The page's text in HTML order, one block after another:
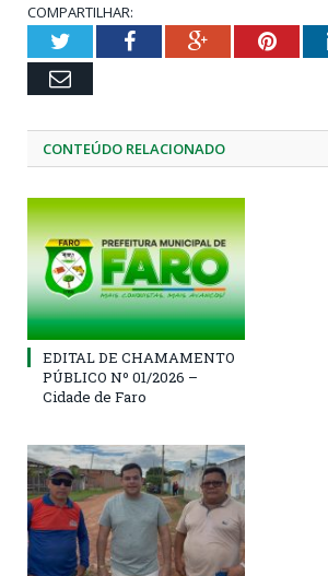
COMPARTILHAR:
TwitterFacebookGoogle+
Email
CONTEÚDO RELACIONADO
EDITAL DE CHAMAMENTO
PÚBLICO Nº 01/2026 –
Cidade de Faro